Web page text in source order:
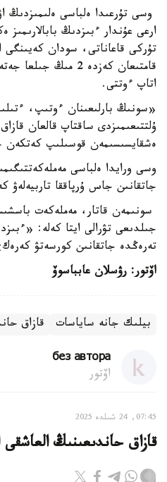
وسى تۇرعىدا ەلباسى ەلىمىزدىڭ
ارعى عۇندار ءبىزدىڭ
تۇركى قاعاناتى، سودان كەيىنگى
قامتىعان كەزدە 2
اتاپ ءوتتى.
«سونىڭ بارلىعىنان ءوتىپ،
ۇلتتىعىمىزدى ساقتاپ قالعان
ەشقايسىسىمەن قوسىلىپ
وسى ورايدا ەلباسى
جاتقانىن جاس ۇرپاققا تاربيەلەۋ
جىلدىعى تۋرالى ايتا كەلە:
تەرەڭدە جاتقانىن كورسەتۋ
اۆتور: رۋسلان عابباسوۆ
بيلىك جانە ساياسات قازاق
без автора
اۆتور
07:45, 24 شىلدە 2025
قازاق حاندىعىنىڭ العاشقى